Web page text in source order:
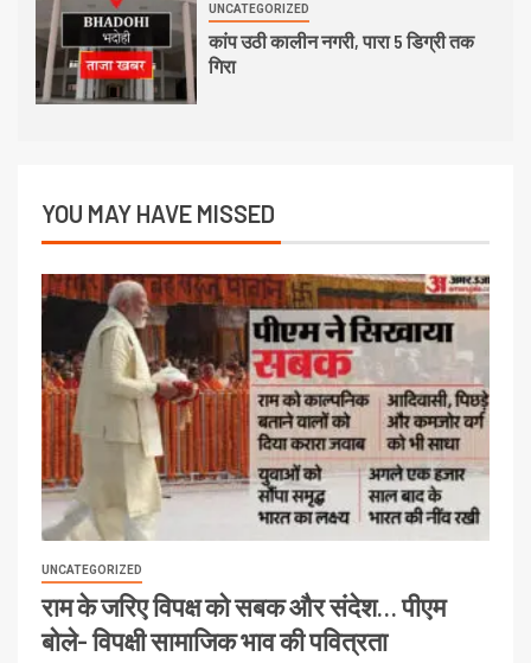
UNCATEGORIZED
कांप उठी कालीन नगरी, पारा 5 डिग्री तक
गिरा
YOU MAY HAVE MISSED
UNCATEGORIZED
राम के जरिए विपक्ष को सबक और संदेश… पीएम
बोले- विपक्षी सामाजिक भाव की पवित्रता